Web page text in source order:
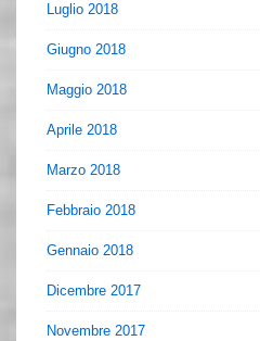
Luglio 2018
Giugno 2018
Maggio 2018
Aprile 2018
Marzo 2018
Febbraio 2018
Gennaio 2018
Dicembre 2017
Novembre 2017